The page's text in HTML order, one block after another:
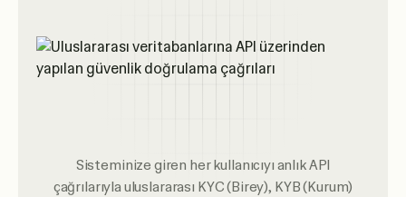
Sisteminize giren her kullanıcıyı anlık API
çağrılarıyla uluslararası KYC (Birey), KYB (Kurum)